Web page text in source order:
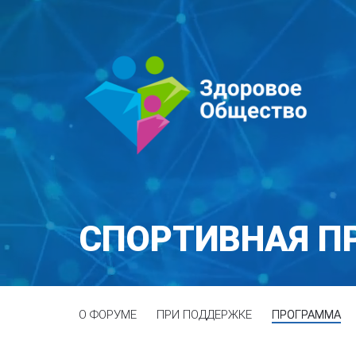
СПОРТИВНАЯ
О ФОРУМЕ ПРИ ПОДДЕРЖКЕ ПРОГРАММА